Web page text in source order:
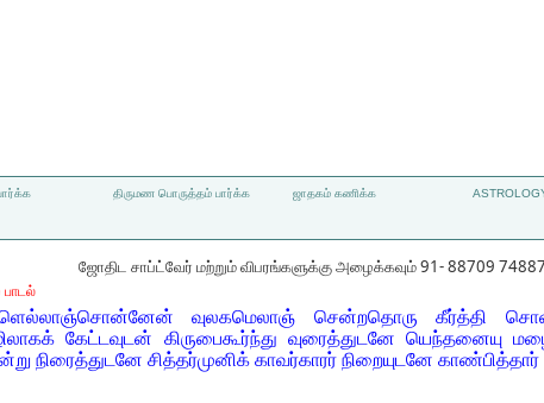
திருமண பொருத்தம் பார்க்க ஜாதகம் கணிக்க
ஜோதிட சாப்ட்வேர் மற்றும் விபரங்களுக்கு அழைக்கவும் 91- 88709
வுலகமெலாஞ் சென்றதொரு கீர்த்தி
கேட்டவுடன் கிருபைகூர்ந்து வுரைத்துடனே யெந்தனையு
சித்தர்முனிக் காவர்காரர் நிறையுடனே